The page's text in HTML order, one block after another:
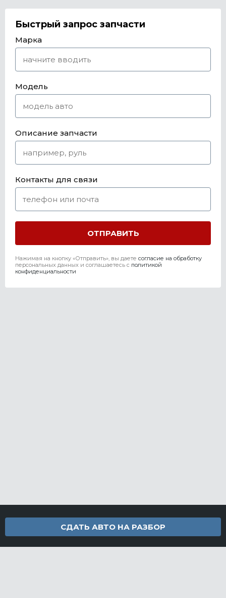
Быстрый запрос запчасти
Марка
Модель
Описание запчасти
Контакты для связи
Нажимая на кнопку «Отправить», вы даете согласие на обработку
персональных данных и соглашаетесь c политикой
конфиденциальности
СДАТЬ АВТО НА РАЗБОР